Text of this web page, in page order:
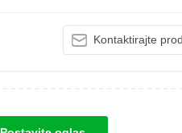
Kontaktirajte